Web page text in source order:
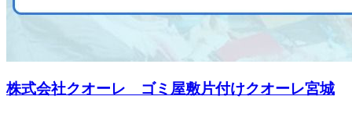
株式会社クオーレ ゴミ屋敷片付けクオーレ宮城